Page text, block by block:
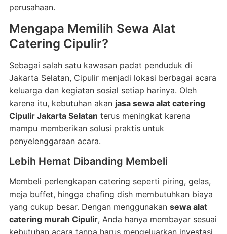
perusahaan.
Mengapa Memilih Sewa Alat
Catering Cipulir?
Sebagai salah satu kawasan padat penduduk di
Jakarta Selatan, Cipulir menjadi lokasi berbagai acara
keluarga dan kegiatan sosial setiap harinya. Oleh
karena itu, kebutuhan akan jasa sewa alat catering
Cipulir Jakarta Selatan terus meningkat karena
mampu memberikan solusi praktis untuk
penyelenggaraan acara.
Lebih Hemat Dibanding Membeli
Membeli perlengkapan catering seperti piring, gelas,
meja buffet, hingga chafing dish membutuhkan biaya
yang cukup besar. Dengan menggunakan sewa alat
catering murah Cipulir, Anda hanya membayar sesuai
kebutuhan acara tanpa harus mengeluarkan investasi